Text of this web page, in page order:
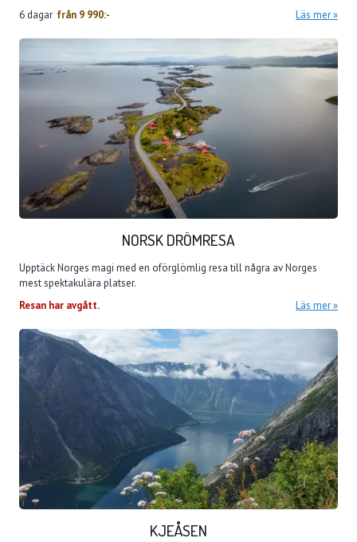
6 dagar från 9 990:- Läs mer
NORSK DRÖMRESA
Upptäck Norges magi med en oförglömlig resa till några av Norges
mest spektakulära platser.
Resan har avgått.
Läs mer
KJEÅSEN